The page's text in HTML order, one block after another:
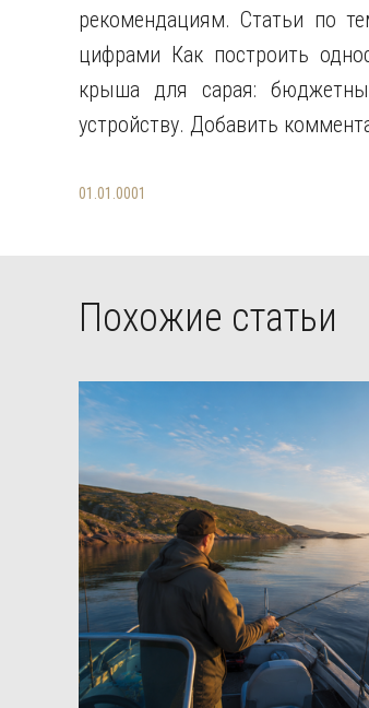
рекомендациям. Статьи по
цифрами Как построить
крыша для сарая:
устройству. Добавить
01.01.0001
Похожие статьи